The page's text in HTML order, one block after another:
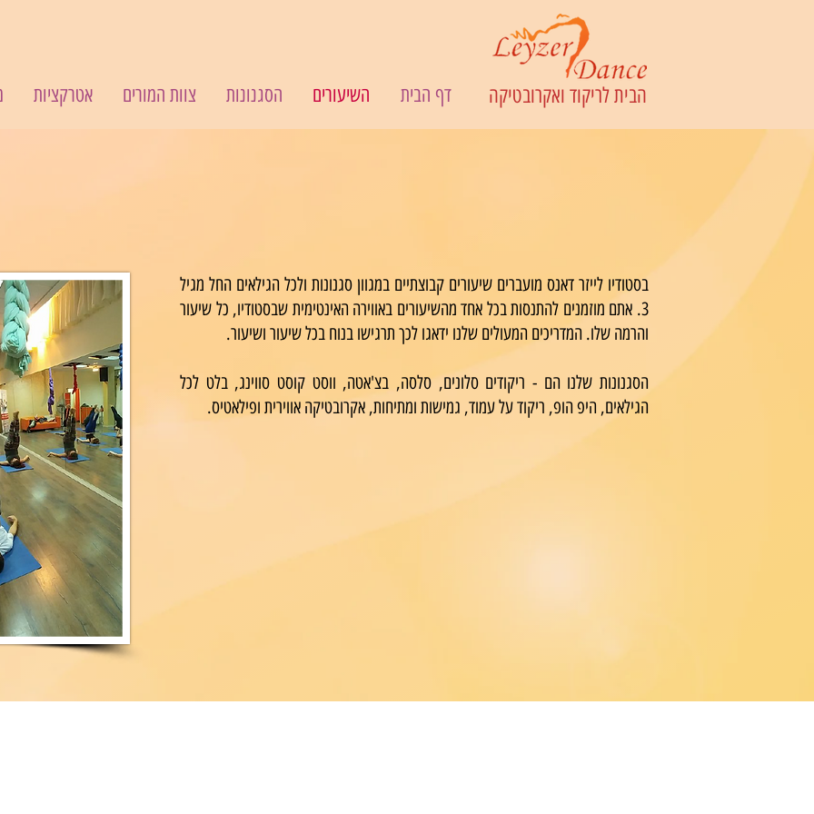
דף הבית השיעורים הסגנונות צוות המורים אטרקציות הבית לריקוד ואקרובטיקה
בסטודיו לייזר דאנס מועברים שיעורים קבוצתיים במגוון סגנונות ולכל הגילאים החל מגיל
3. אתם מוזמנים להתנסות בכל אחד מהשיעורים באווירה האינטימית שבסטודיו, כל שיעור
והרמה שלו. המדריכים המעולים שלנו ידאגו לכך תרגישו בנוח בכל שיעור ושיעור.
הסגנונות שלנו הם - ריקודים סלונים, סלסה, בצ'אטה, ווסט קוסט סווינג, בלט לכל
הגילאים, היפ הופ, ריקוד על עמוד, גמישות ומתיחות, אקרובטיקה אווירית ופילאטיס.